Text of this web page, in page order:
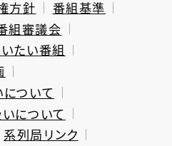
方針
番組基準
組審議会
たい番組
ついて
について
系列局リンク